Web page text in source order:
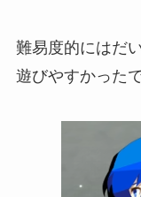
難易度的にはだ
遊びやすかったで